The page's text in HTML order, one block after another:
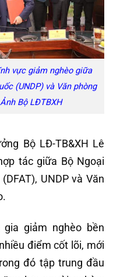
vực giảm nghèo giữa
(UNDP) và Văn phòng
Bộ LĐTBXH
Bộ LĐ-TB&XH Lê
tác giữa Bộ Ngoại
UNDP và Văn
giảm nghèo bền
điểm cốt lõi, mới
đó tập trung đầu